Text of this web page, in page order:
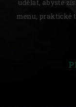
udělat, abyste
menu, praktické